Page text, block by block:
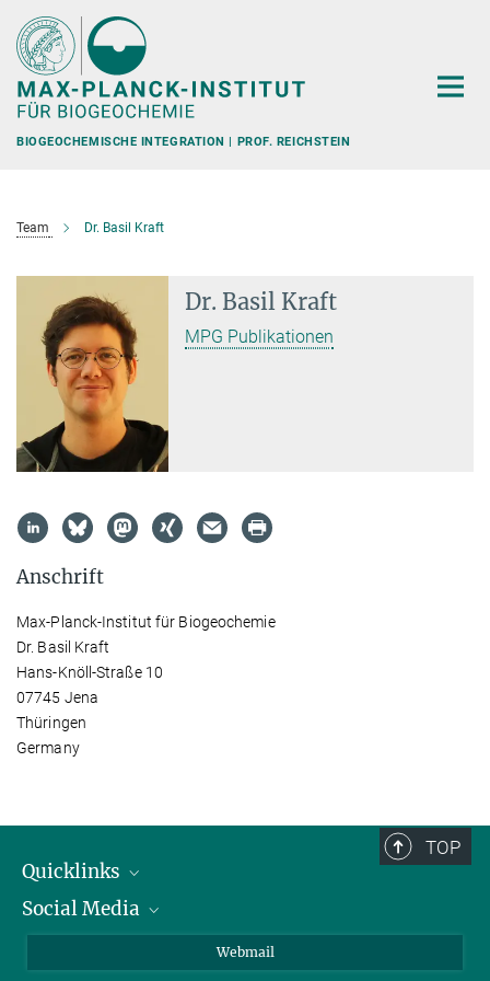
Hauptinhalt
BIOGEOCHEMISCHE INTEGRATION | PROF. REICHSTEIN
Team Dr. Basil Kraft
Dr. Basil Kraft
MPG Publikationen
Anschrift
Max-Planck-Institut für Biogeochemie
Dr. Basil Kraft
Hans-Knöll-Straße 10
07745 Jena
Thüringen
Germany
TOP
Quicklinks
IMPRS Graduiertenschule
Social Media
Webmail